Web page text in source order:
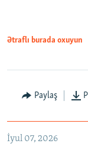
Ətraflı burada oxuyun
Paylaş
İyul 07, 2026